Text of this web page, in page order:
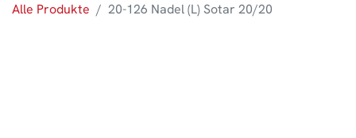
Alle Produkte 20-126 Nadel (L) Sotar 20/20